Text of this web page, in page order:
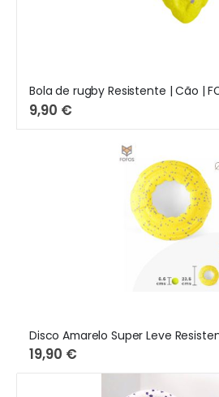
Bola de rugby Resistente | Cão |
9,90 €
Disco Amarelo Super Leve
19,90 €